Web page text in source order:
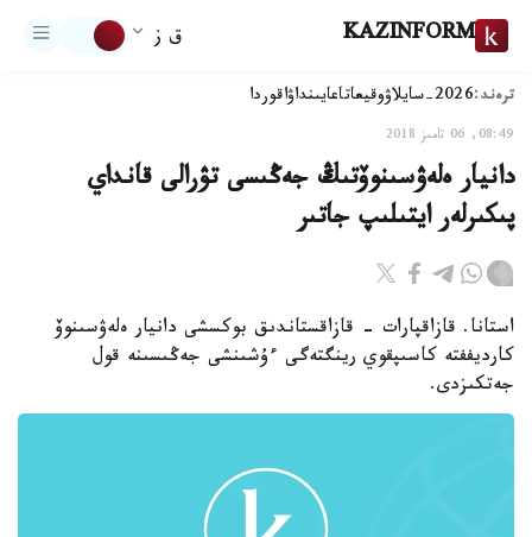
KAZINFORM ق ز
ترەند:2026-سايلاۋ وقيعاتاعايىنداۋاقوردا
08:49, 06 تامىز 2018
دانيار ەلەۋسىنوۆتىڭ جەڭىسى تۋرالى قانداي
پىكىرلەر ايتىلىپ جاتىر
استانا. قازاقپارات - قازاقستاندىق بوكسشى دانيار ەلەۋسىنوۆ
كارديففتە كاسىپقوي رينگتەگى ءۇشىنشى جەڭىسىنە قول
جەتكىزدى.